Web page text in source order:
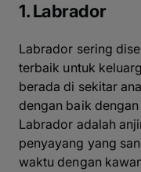
1. Labrador
Labrador sering
terbaik untuk
berada di sekitar
dengan baik
Labrador adalah
penyayang yang
waktu dengan